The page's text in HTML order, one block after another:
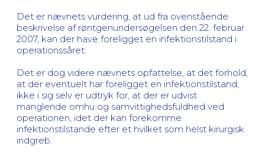
Det er nævnets vurdering, at ud fra ovenstående
beskrivelse af røntgenundersøgelsen den 22. februar
2007, kan der have foreligget en infektionstilstand i
operationssåret.
Det er dog videre nævnets opfattelse, at det forhold,
at der eventuelt har foreligget en infektionstilstand,
ikke i sig selv er udtryk for, at der er udvist
manglende omhu og samvittighedsfuldhed ved
operationen, idet der kan forekomme
infektionstilstande efter et hvilket som helst kirurgisk
indgreb.